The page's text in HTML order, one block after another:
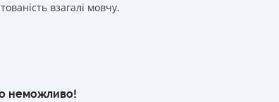
взагалі мовчу.
неможливо!